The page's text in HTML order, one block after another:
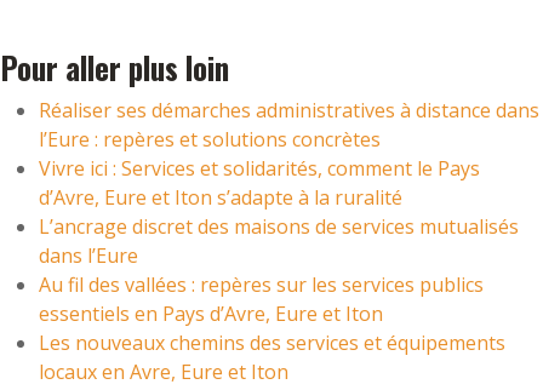
Pour aller plus loin
Réaliser ses démarches administratives à distance dans
l’Eure : repères et solutions concrètes
Vivre ici : Services et solidarités, comment le Pays
d’Avre, Eure et Iton s’adapte à la ruralité
L’ancrage discret des maisons de services mutualisés
dans l’Eure
Au fil des vallées : repères sur les services publics
essentiels en Pays d’Avre, Eure et Iton
Les nouveaux chemins des services et équipements
locaux en Avre, Eure et Iton